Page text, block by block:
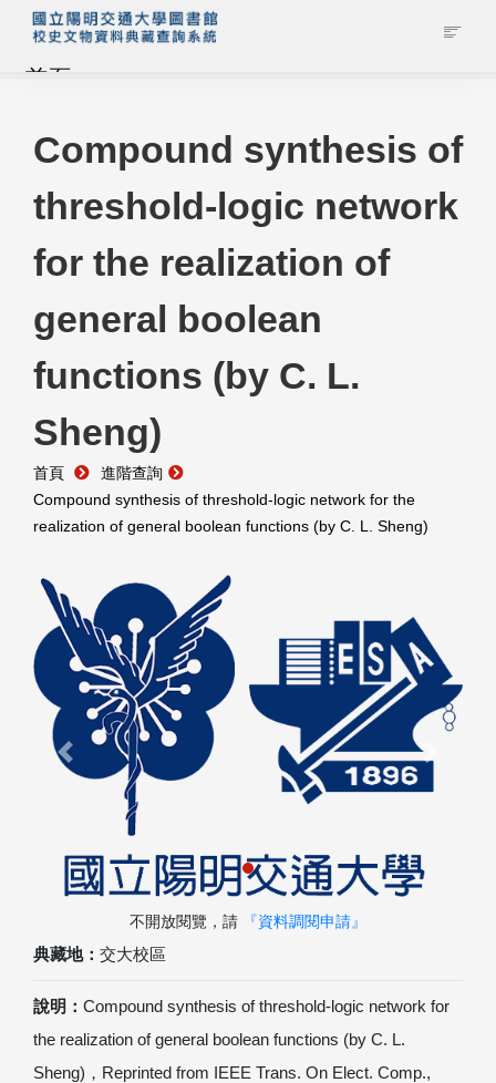
首頁
藏品查詢
校史館簡介
藏品清單全覽
資料調閱申請
管理者登入
Compound synthesis of
threshold-logic network
for the realization of
general boolean
functions (by C. L.
Sheng)
首頁
進階查詢
Compound synthesis of threshold-logic network for the
realization of general boolean functions (by C. L. Sheng)
典藏地： 交大校區
說明： Compound synthesis of threshold-logic network for
the realization of general boolean functions (by C. L.
Sheng)，Reprinted from IEEE Trans. On Elect. Comp.,
Previous Next
不開放閱覽，請 『資料調閱申請』